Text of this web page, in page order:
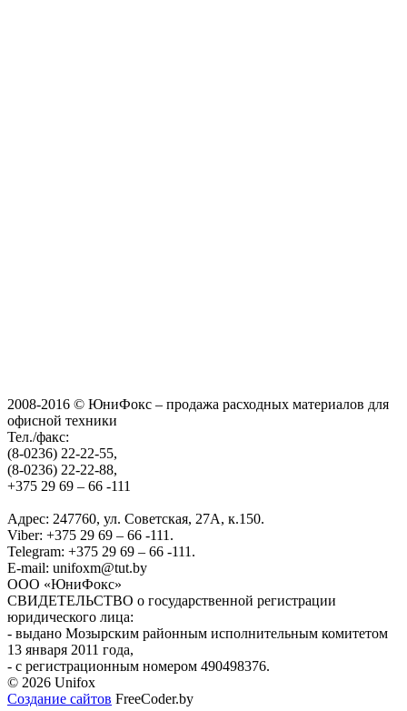
2008-2016 © ЮниФокс – продажа расходных материалов для
офисной техники
Тел./факс:
(8-0236) 22-22-55,
(8-0236) 22-22-88,
+375 29 69 – 66 -111
Адрес: 247760, ул. Советская, 27А, к.150.
Viber: +375 29 69 – 66 -111.
Telegram: +375 29 69 – 66 -111.
E-mail: unifoxm@tut.by
ООО «ЮниФокс»
СВИДЕТЕЛЬСТВО о государственной регистрации
юридического лица:
- выдано Мозырским районным исполнительным комитетом
13 января 2011 года,
- с регистрационным номером 490498376.
© 2026 Unifox
Создание сайтов FreeCoder.by